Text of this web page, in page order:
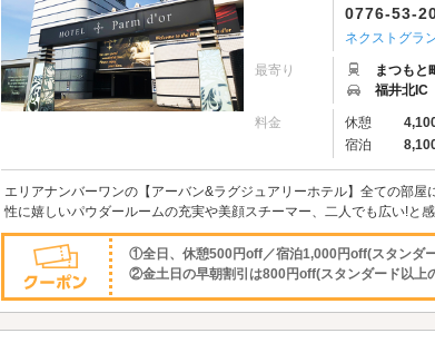
0776-53-
ネクストグラ
最寄り
まつもと
福井北IC
料金 休憩
宿泊
エリアナンバーワンの【アーバン&ラグジュアリーホテル】全ての部
性に嬉しいパウダールームの充実や美顔スチーマー、二人でも広い!と
①全日、休憩500円off／宿泊1,000円off(スタンダ
②金土日の早朝割引は800円off(スタンダード以上